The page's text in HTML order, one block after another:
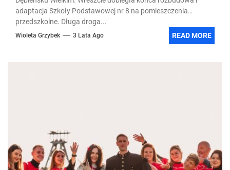
adaptacja Szkoły Podstawowej nr 8 na pomieszczenia
przedszkolne. Długa droga...
Wioleta Grzybek 3 Lata Ago READ MORE